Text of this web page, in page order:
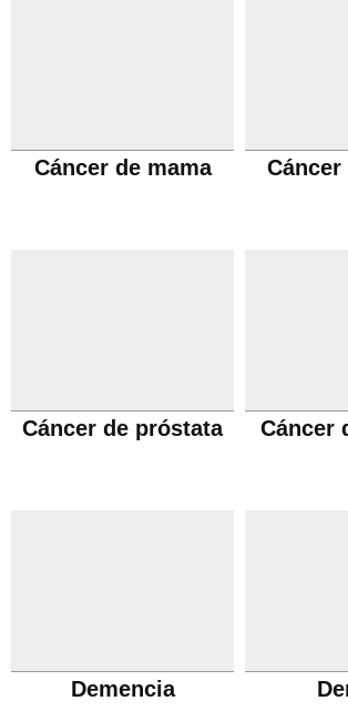
Cáncer de mama
Cáncer de próstata Cáncer
Demencia